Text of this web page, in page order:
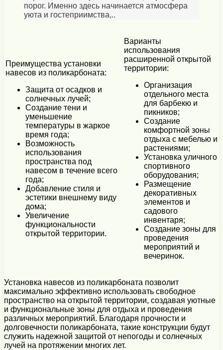
порог. Именно здесь начинается атмосфера
уюта и гостеприимства,..
Преимущества установки
навесов из поликарбоната:
Защита от осадков и
солнечных лучей;
Создание тени и
уменьшение
температуры в жаркое
время года;
Возможность
использования
пространства под
навесом в течение всего
года;
Добавление стиля и
эстетики внешнему виду
дома;
Увеличение
функциональности
открытой территории.
Варианты
использования
расширенной открытой
территории:
Организация
отдельного места
для барбекю и
пикников;
Создание
комфортной зоны
отдыха с мебелью и
растениями;
Установка уличного
спортивного
оборудования;
Размещение
декоративных
элементов и
садового
инвентаря;
Создание зоны для
проведения
мероприятий и
вечеринок.
Установка навесов из поликарбоната позволит
максимально эффективно использовать свободное
пространство на открытой территории, создавая уютные
и функциональные зоны для отдыха и проведения
различных мероприятий. Благодаря прочности и
долговечности поликарбоната, такие конструкции будут
служить надежной защитой от непогоды и солнечных
лучей на протяжении многих лет.